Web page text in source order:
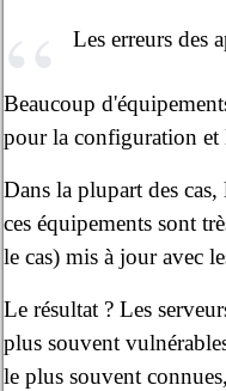
Les erreurs des
Beaucoup
pour la configuration et
Dans la plupart des
ces équipements sont
le cas) mis à jour avec
Le résultat ? Les
plus souvent
le plus souvent